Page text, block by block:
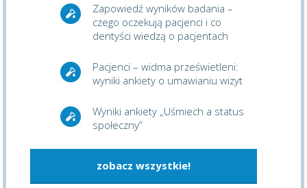
Zapowiedź wyników badania –
czego oczekują pacjenci i co
dentyści wiedzą o pacjentach
Pacjenci – widma prześwietleni:
wyniki ankiety o umawianiu wizyt
Wyniki ankiety „Uśmiech a status
społeczny”
zobacz wszystkie!